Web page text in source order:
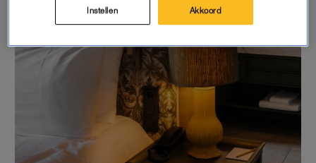
Instellen Akkoord